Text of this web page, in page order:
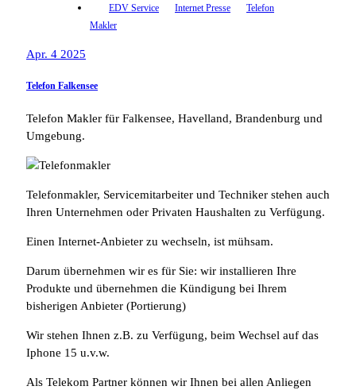
EDV Service Internet Presse
Telefon
Makler
Apr. 4 2025
Telefon Falkensee
Telefon Makler für Falkensee, Havelland, Brandenburg und
Umgebung.
Telefonmakler, Servicemitarbeiter und Techniker stehen auch
Ihren Unternehmen oder Privaten Haushalten zu Verfügung.
Einen Internet-Anbieter zu wechseln, ist mühsam.
Darum übernehmen wir es für Sie: wir installieren Ihre
Produkte und übernehmen die Kündigung bei Ihrem
bisherigen Anbieter (Portierung)
Wir stehen Ihnen z.B. zu Verfügung, beim Wechsel auf das
Iphone 15 u.v.w.
Als Telekom Partner können wir Ihnen bei allen Anliegen